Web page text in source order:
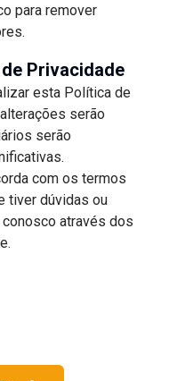
para remover
Privacidade
esta Política de
serão
serão
com os termos
tiver dúvidas ou
através dos